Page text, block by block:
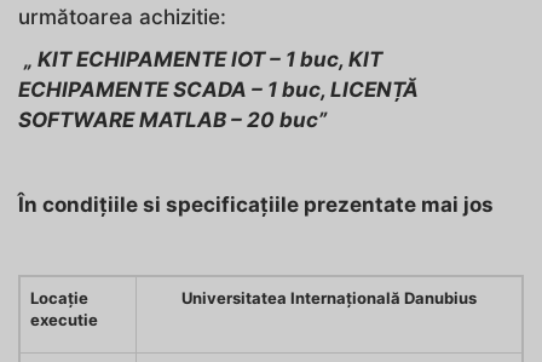
următoarea achizitie:
„ KIT ECHIPAMENTE IOT – 1 buc, KIT
ECHIPAMENTE SCADA – 1 buc, LICENȚĂ
SOFTWARE MATLAB – 20 buc”
În condițiile si specificațiile prezentate mai jos
Locație
executie
Universitatea Internațională Danubius